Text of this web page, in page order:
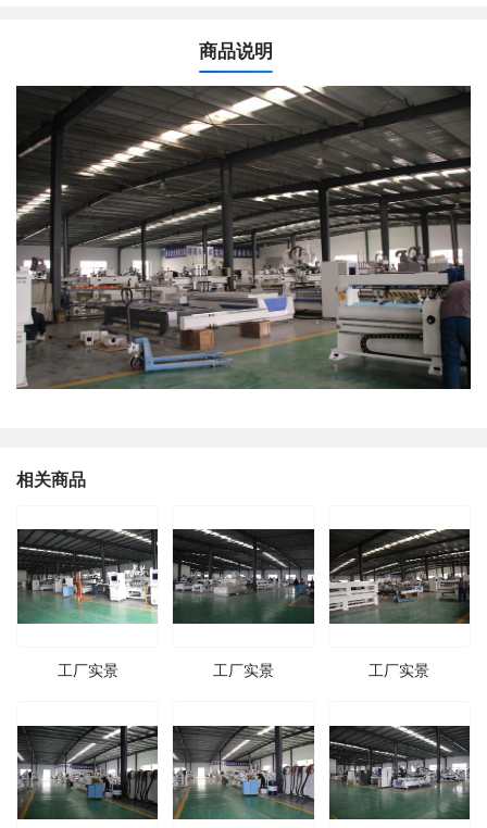
商品说明
相关商品
工厂实景 工厂实景 工厂实景